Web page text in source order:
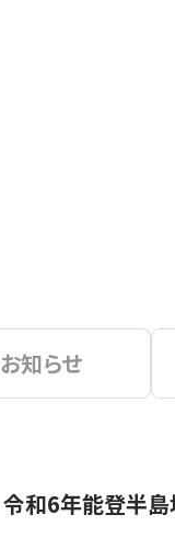
お知らせ
令和6年能登半島